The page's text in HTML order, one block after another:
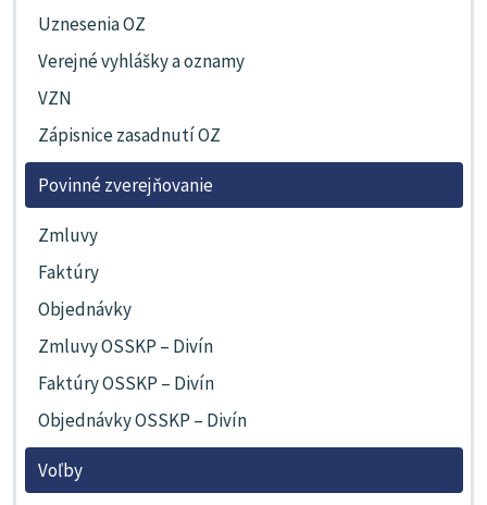
Uznesenia OZ
Verejné vyhlášky a oznamy
VZN
Zápisnice zasadnutí OZ
Povinné zverejňovanie
Zmluvy
Faktúry
Objednávky
Zmluvy OSSKP – Divín
Faktúry OSSKP – Divín
Objednávky OSSKP – Divín
Voľby